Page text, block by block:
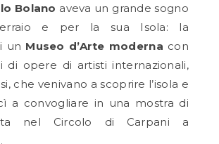
Bolano aveva un grande sogno
e per la sua Isola: la
un Museo d’Arte moderna con
di opere di artisti internazionali,
che venivano a scoprire l’isola e
a convogliare in una mostra di
nel Circolo di Carpani a